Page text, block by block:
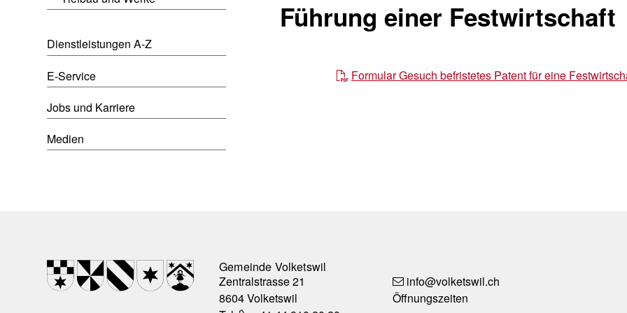
Dienstleistungen A-Z
E-Service
Jobs und Karriere
Medien
Führung einer Festwirtschaft
Formular Gesuch befristetes Patent für eine
Footer
Wappen
Gemeinde Volketswil
Zentralstrasse 21
8604 Volketswil
info@volketswil.ch
Öffnungszeiten